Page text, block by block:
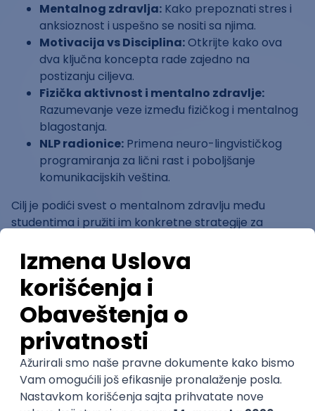
Mentalnog zdravlja: Kako prepoznati stres i
anksioznost i uspešno se nositi sa njima.
Motivacija vs Disciplina:Otkrijte kako ova
dva ključna koncepta rade zajedno na
postizanju ciljeva.
Fizička aktivnost i mentalno zdravlje:
Razumevanje veze između fizičkog i mentalnog
blagostanja.
NLP radionice: Primena neuro-lingvističkog
programiranja za lični rast i poboljšanje
komunikacijskih veština.
Cilj je podići svest o mentalnom zdravlju među
studentima i pružiti im konkretne strategije za
Agenda
Prvi dan konferencije, 26.10. održaće se od 12h u
Profesorskoj sali na Ekonomskom fakultetu!
Na ovom predavanju imaćeš priliku da čuješ savete
stručnjaka o tome kako održati motivaciju i disciplinu
tokom studija, kao i kako brinuti o svom mentalnom
zdravlju u izazovnim situacijama.